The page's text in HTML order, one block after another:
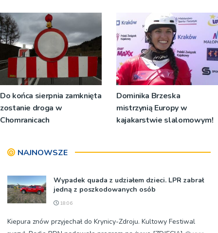
Do końca sierpnia zamknięta
zostanie droga w
Chomranicach
Dominika Brzeska
mistrzynią Europy w
kajakarstwie slalomowym!
NAJNOWSZE
Wypadek quada z udziałem dzieci. LPR zabrał
jedną z poszkodowanych osób
18:06
Kiepura znów przyjechał do Krynicy-Zdroju. Kultowy Festiwal